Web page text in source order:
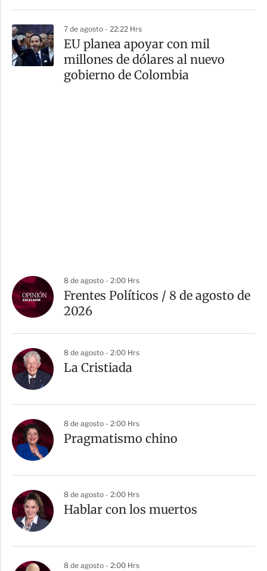
7 de agosto - 22:22 Hrs
EU planea apoyar con mil
millones de dólares al nuevo
gobierno de Colombia
8 de agosto - 2:00 Hrs
Frentes Políticos / 8 de agosto de
2026
8 de agosto - 2:00 Hrs
La Cristiada
8 de agosto - 2:00 Hrs
Pragmatismo chino
8 de agosto - 2:00 Hrs
Hablar con los muertos
8 de agosto - 2:00 Hrs